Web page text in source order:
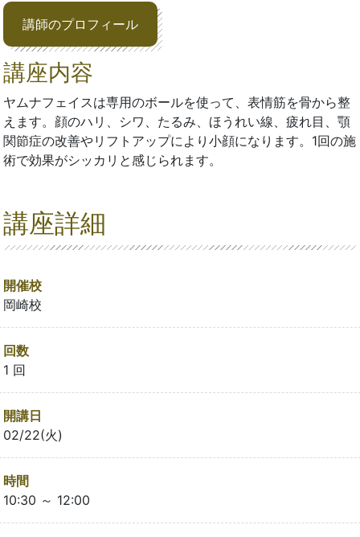
講師のプロフィール
講座内容
ヤムナフェイスは専用のボールを使って、表情筋を骨から整
えます。顔のハリ、シワ、たるみ、ほうれい線、疲れ目、顎
関節症の改善やリフトアップにより小顔になります。1回の施
術で効果がシッカリと感じられます。
講座詳細
開催校
岡崎校
回数
1 回
開講日
02/22(火)
時間
10:30 ～ 12:00